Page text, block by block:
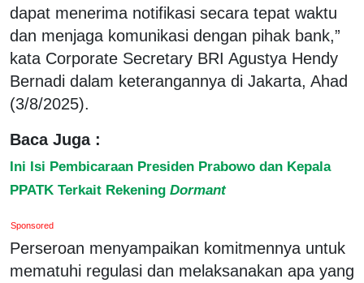
dapat menerima notifikasi secara tepat waktu
dan menjaga komunikasi dengan pihak bank,”
kata Corporate Secretary BRI Agustya Hendy
Bernadi dalam keterangannya di Jakarta, Ahad
(3/8/2025).
Baca Juga :
Ini Isi Pembicaraan Presiden Prabowo dan Kepala
PPATK Terkait Rekening Dormant
Sponsored
Perseroan menyampaikan komitmennya untuk
mematuhi regulasi dan melaksanakan apa yang